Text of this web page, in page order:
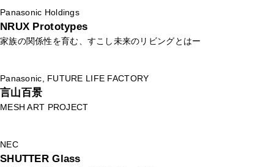
Panasonic Holdings
NRUX Prototypes
家族の関係性を育む、すこし未来のリビングとはー
Panasonic, FUTURE LIFE FACTORY
言山百景
MESH ART PROJECT
NEC
SHUTTER Glass